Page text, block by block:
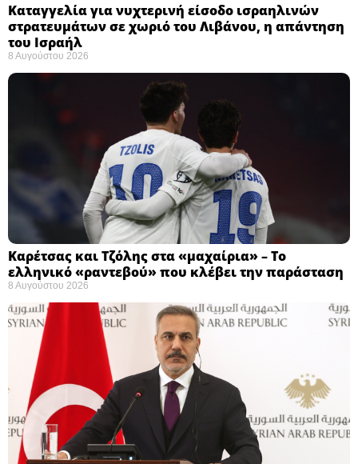
Καταγγελία για νυχτερινή είσοδο ισραηλινών
στρατευμάτων σε χωριό του Λιβάνου, η απάντηση
του Ισραήλ
8 Αυγούστου 2026
Καρέτσας και Τζόλης στα «μαχαίρια» – Το
ελληνικό «ραντεβού» που κλέβει την παράσταση
8 Αυγούστου 2026